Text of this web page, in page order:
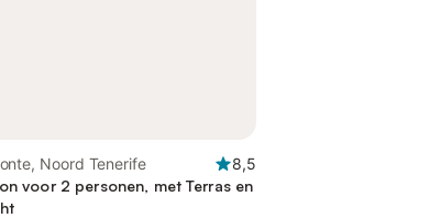
Noord Tenerife
8,5
voor 2 personen, met Terras en